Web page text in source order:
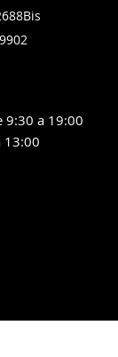
9:30 a 19:00
13:00